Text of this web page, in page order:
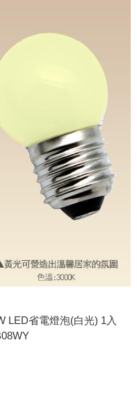
LED省電燈泡(白光) 1入